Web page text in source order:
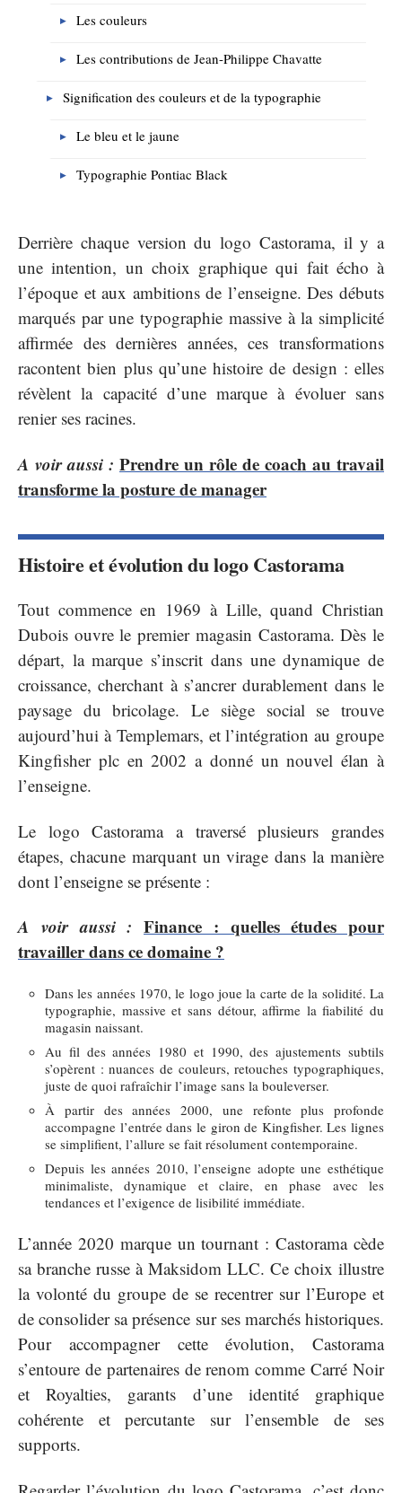
Les couleurs
Les contributions de Jean-Philippe Chavatte
Signification des couleurs et de la typographie
Le bleu et le jaune
Typographie Pontiac Black
Derrière chaque version du logo Castorama, il y a
une intention, un choix graphique qui fait écho à
l’époque et aux ambitions de l’enseigne. Des débuts
marqués par une typographie massive à la simplicité
affirmée des dernières années, ces transformations
racontent bien plus qu’une histoire de design : elles
révèlent la capacité d’une marque à évoluer sans
renier ses racines.
A voir aussi : Prendre un rôle de coach au travail
transforme la posture de manager
Histoire et évolution du logo Castorama
Tout commence en 1969 à Lille, quand Christian
Dubois ouvre le premier magasin Castorama. Dès le
départ, la marque s’inscrit dans une dynamique de
croissance, cherchant à s’ancrer durablement dans le
paysage du bricolage. Le siège social se trouve
aujourd’hui à Templemars, et l’intégration au groupe
Kingfisher plc en 2002 a donné un nouvel élan à
l’enseigne.
Le logo Castorama a traversé plusieurs grandes
étapes, chacune marquant un virage dans la manière
dont l’enseigne se présente :
A voir aussi : Finance : quelles études pour
travailler dans ce domaine ?
Dans les années 1970, le logo joue la carte de la solidité. La
typographie, massive et sans détour, affirme la fiabilité du
magasin naissant.
Au fil des années 1980 et 1990, des ajustements subtils
s’opèrent : nuances de couleurs, retouches typographiques,
juste de quoi rafraîchir l’image sans la bouleverser.
À partir des années 2000, une refonte plus profonde
accompagne l’entrée dans le giron de Kingfisher. Les lignes
se simplifient, l’allure se fait résolument contemporaine.
Depuis les années 2010, l’enseigne adopte une esthétique
minimaliste, dynamique et claire, en phase avec les
tendances et l’exigence de lisibilité immédiate.
L’année 2020 marque un tournant : Castorama cède
sa branche russe à Maksidom LLC. Ce choix illustre
la volonté du groupe de se recentrer sur l’Europe et
de consolider sa présence sur ses marchés historiques.
Pour accompagner cette évolution, Castorama
s’entoure de partenaires de renom comme Carré Noir
et Royalties, garants d’une identité graphique
cohérente et percutante sur l’ensemble de ses
supports.